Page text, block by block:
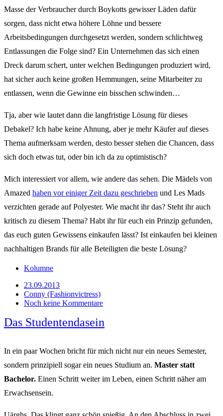
Masse der Verbraucher durch Boykotts gewisser Läden dafür
sorgen, dass nicht etwa höhere Löhne und bessere
Arbeitsbedingungen durchgesetzt werden, sondern schlichtweg
Entlassungen die Folge sind? Ein Unternehmen das sich einen
Dreck darum schert, unter welchen Bedingungen produziert wird,
hat sicher auch keine großen Hemmungen, seine Mitarbeiter zu
entlassen, wenn die Gewinne ein bisschen schwinden…
Tja, aber wie lautet dann die langfristige Lösung für dieses
Debakel? Ich habe keine Ahnung, aber je mehr Käufer auf dieses
Thema aufmerksam werden, desto besser stehen die Chancen, dass
sich doch etwas tut, oder bin ich da zu optimistisch?
Mich interessiert vor allem, wie andere das sehen. Die Mädels von
Amazed haben vor einiger Zeit dazu geschrieben und Les Mads
verzichten gerade auf Polyester. Wie macht ihr das? Steht ihr auch
kritisch zu diesem Thema? Habt ihr für euch ein Prinzip gefunden,
das euch guten Gewissens einkaufen lässt? Ist einkaufen bei kleinen
nachhaltigen Brands für alle Beteiligten die beste Lösung?
Kolumne
23.09.2013
Conny (Fashionvictress)
Noch keine Kommentare
Das Studentendasein
In ein paar Wochen bricht für mich nicht nur ein neues Semester,
sondern prinzipiell sogar ein neues Studium an. Master statt
Bachelor. Einen Schritt weiter im Leben, einen Schritt näher am
Erwachsensein.